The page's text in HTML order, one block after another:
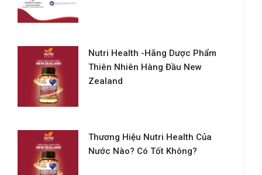
Nutri Health -Hãng Dược Phẩm
Thiên Nhiên Hàng Đầu New
Zealand
Thương Hiệu Nutri Health Của
Nước Nào? Có Tốt Không?